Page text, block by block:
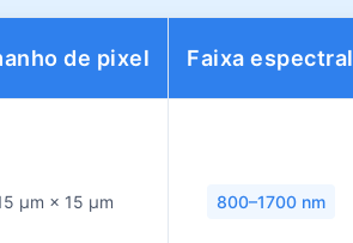
de pixel Faixa espectral
µm × 15 µm 800–1700 nm